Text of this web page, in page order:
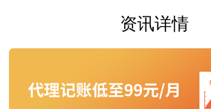
资讯详情